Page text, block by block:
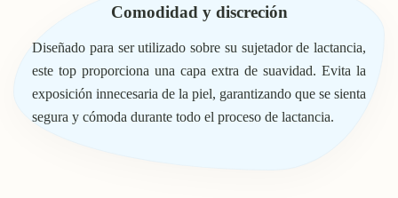
Comodidad y discreción
Diseñado para ser utilizado sobre su sujetador de lactancia,
este top proporciona una capa extra de suavidad. Evita la
exposición innecesaria de la piel, garantizando que se sienta
segura y cómoda durante todo el proceso de lactancia.